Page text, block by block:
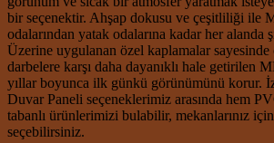
bir seçenektir. Ahşap dokusu ve çeşitliliği ile
odalarından yatak odalarına kadar her alanda
Üzerine uygulanan özel kaplamalar
darbelere karşı daha dayanıklı hale getirilen
yıllar boyunca ilk günkü görünümünü korur.
Duvar Paneli seçeneklerimiz arasında hem
tabanlı ürünlerimizi bulabilir, mekanlarınız
seçebilirsiniz.